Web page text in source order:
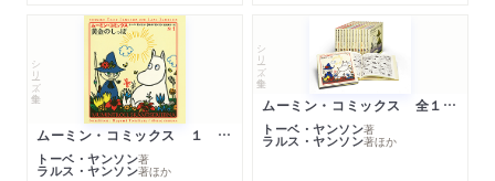
シリーズ・全集
ムーミン・コミックス １ 黄金のしっぽ
トーベ・ヤンソン著
ラルス・ヤンソン著ほか
シリーズ・全集
ムーミン・コミックス 全１４巻セット
トーベ・ヤンソン著
ラルス・ヤンソン著ほか